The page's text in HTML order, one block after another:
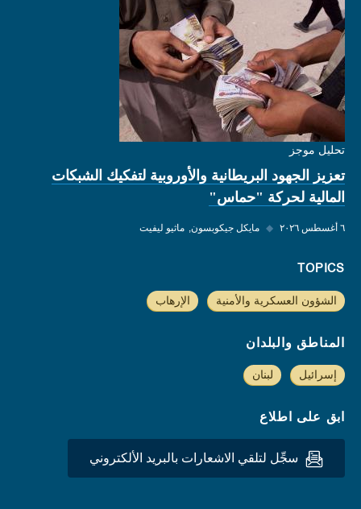
تحليل موجز
تعزيز الجهود البريطانية والأوروبية لتفكيك الشبكات
المالية لحركة "حماس"
٦ أغسطس ٢٠٢٦ ◆ مايكل جيكوبسون ماثيو ليفيت
TOPICS
الشؤون العسكرية والأمنية الإرهاب
المناطق والبلدان
إسرائيل لبنان
ابق على اطلاع
سجِّل لتلقي الاشعارات بالبريد الألكتروني